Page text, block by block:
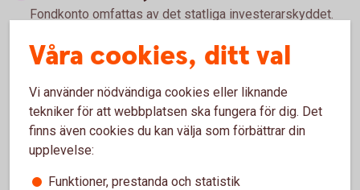
Fondkonto omfattas av det statliga investerarskyddet.
ersättning om banken går i konkurs och du inte kan få ut
dina finansiella instrument (värdepapper). Beloppet är
för närvarande högst 250 000 kr. Om du vill ha ersättning
ska du senast ett år från dagen för konkursbeslutet
vända dig till Riksgälden, som beslutar om och betalar ut
ersättningen.
Riksgälden betalar ut ersättning inom 7 arbetsdagar från
Våra cookies, ditt val
Vi använder nödvändiga cookies eller liknande
tekniker för att webbplatsen ska fungera för dig. Det
finns även cookies du kan välja som förbättrar din
upplevelse:
Funktioner, prestanda och statistik